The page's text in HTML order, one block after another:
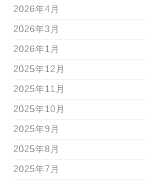
2026年4月
2026年3月
2026年1月
2025年12月
2025年11月
2025年10月
2025年9月
2025年8月
2025年7月